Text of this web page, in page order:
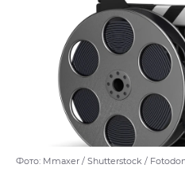
Фото: Mmaxer / Shutterstock /